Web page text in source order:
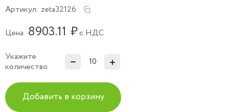
Артикул: zeta32126
Цена 8903.11 ₽с НДС
Укажите
количество
Добавить в корзину